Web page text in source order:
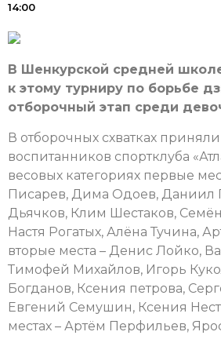
14:00
В Шенкурской средней
к этому турниру по борьбе
отборочный этап среди
В отборочных схватках
воспитанников спортклуба
весовых категориях первые
Писарев, Дима Одоев, Даниил
Дьячков, Клим Шестаков,
Настя Рогатых, Алёна Тучина,
вторые места – Денис Лойко,
Тимофей Михайлов, Игорь
Богданов, Ксения петрова,
Евгений Семушин, Ксения
местах – Артём Перфильев,